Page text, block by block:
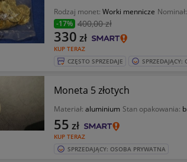
Rodzaj monet: Worki mennicze Nominał:
-17% 400,00 zł
KUP TERAZ
330 zł
CZĘSTO SPRZEDAJE SPRZEDAJĄCY:
Moneta 5 złotych
Materiał: aluminium Stan opakowania:
KUP TERAZ
55 zł
SPRZEDAJĄCY: OSOBA PRYWATNA